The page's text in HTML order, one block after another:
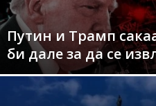
Путин и Трамп
би дале за да се